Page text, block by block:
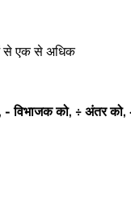
से एक से अधिक
- विभाजक को, ÷ अंतर